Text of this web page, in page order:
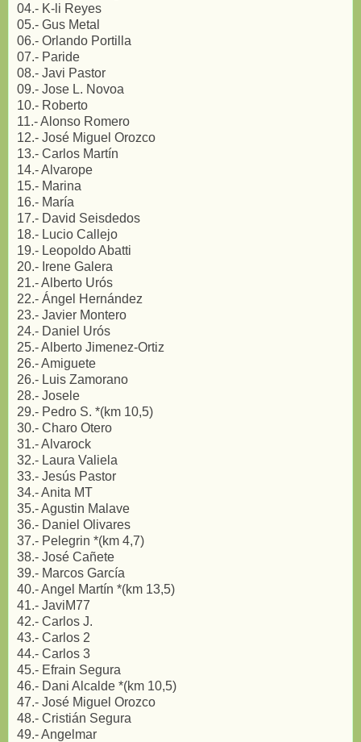
04.- K-li Reyes
05.- Gus Metal
06.- Orlando Portilla
07.- Paride
08.- Javi Pastor
09.- Jose L. Novoa
10.- Roberto
11.- Alonso Romero
12.- José Miguel Orozco
13.- Carlos Martín
14.- Alvarope
15.- Marina
16.- María
17.- David Seisdedos
18.- Lucio Callejo
19.- Leopoldo Abatti
20.- Irene Galera
21.- Alberto Urós
22.- Ángel Hernández
23.- Javier Montero
24.- Daniel Urós
25.- Alberto Jimenez-Ortiz
26.- Amiguete
26.- Luis Zamorano
28.- Josele
29.- Pedro S. *(km 10,5)
30.- Charo Otero
31.- Alvarock
32.- Laura Valiela
33.- Jesús Pastor
34.- Anita MT
35.- Agustin Malave
36.- Daniel Olivares
37.- Pelegrin *(km 4,7)
38.- José Cañete
39.- Marcos García
40.- Angel Martín *(km 13,5)
41.- JaviM77
42.- Carlos J.
43.- Carlos 2
44.- Carlos 3
45.- Efrain Segura
46.- Dani Alcalde *(km 10,5)
47.- José Miguel Orozco
48.- Cristián Segura
49.- Angelmar